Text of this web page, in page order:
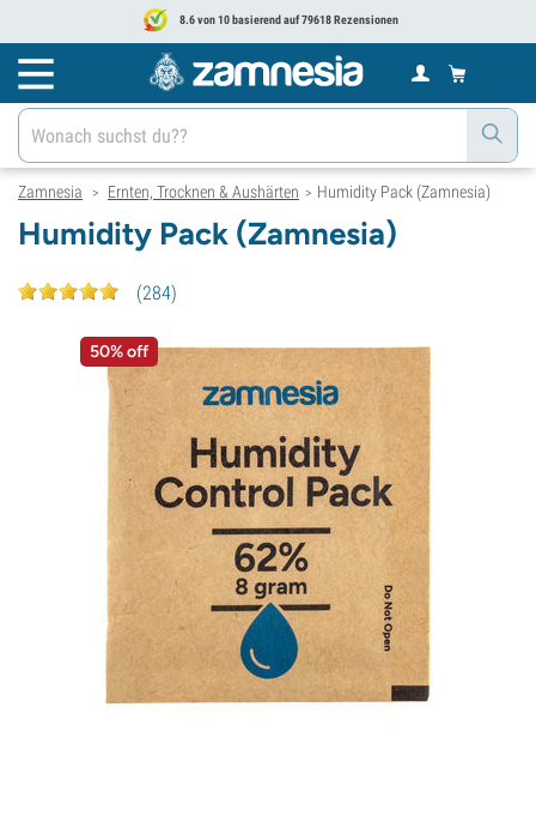
8.6 von 10 basierend auf 79618 Rezensionen
Zamnesia > Ernten, Trocknen & Aushärten > Humidity Pack (Zamnesia)
Humidity Pack (Zamnesia)
(284)
50% off